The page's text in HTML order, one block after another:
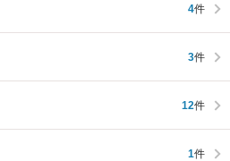
4件
3件
12件
1件